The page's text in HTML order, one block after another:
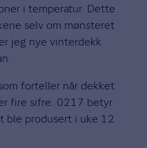
i temperatur. Dette
selv om mønsteret
jeg nye vinterdekk
forteller når dekket
fire sifre. 0217 betyr
ble produsert i uke 12